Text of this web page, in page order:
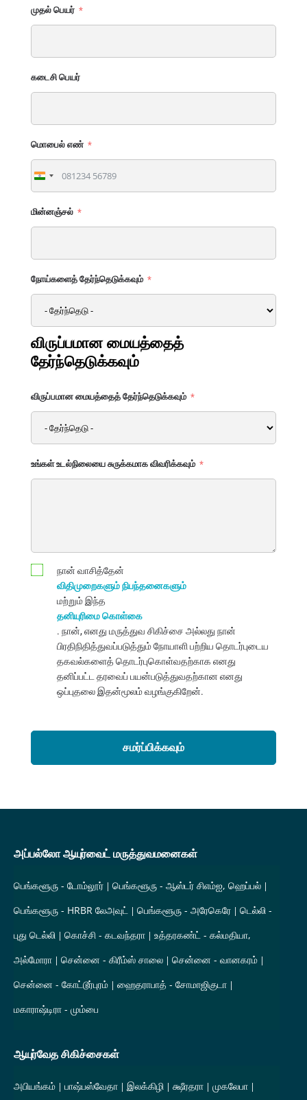
முதல் பெயர்
கடைசி பெயர்
மொபைல் எண்
India
+91
மின்னஞ்சல்
நோய்களைத் தேர்ந்தெடுக்கவும்
விருப்பமான மையத்தைத்
தேர்ந்தெடுக்கவும்
விருப்பமான மையத்தைத் தேர்ந்தெடுக்கவும்
உங்கள் உடல்நிலையை சுருக்கமாக விவரிக்கவும்
நான் வாசித்தேன்
விதிமுறைகளும் நிபந்தனைகளும்
மற்றும் இந்த
தனியுரிமை கொள்கை
. நான், எனது மருத்துவ சிகிச்சை அல்லது நான்
பிரதிநிதித்துவப்படுத்தும் நோயாளி பற்றிய தொடர்புடைய
தகவல்களைத் தொடர்புகொள்வதற்காக எனது
தனிப்பட்ட தரவைப் பயன்படுத்துவதற்கான எனது
ஒப்புதலை இதன்மூலம் வழங்குகிறேன்.
சமர்ப்பிக்கவும்
அப்பல்லோ ஆயுர்வைட் மருத்துவமனைகள்
பெங்களூரு - டோம்லூர்
பெங்களூரு - ஆஸ்டர் சிஎம்ஐ, ஹெப்பல்
பெங்களூரு - HRBR லேஅவுட்
பெங்களூரு - அரேகெரே
டெல்லி -
புது டெல்லி
கொச்சி - கடவந்தரா
உத்தரகண்ட் - கல்மதியா,
அல்மோரா
சென்னை - கிரீம்ஸ் சாலை
சென்னை - வானகரம்
சென்னை - கோட்டூர்புரம்
ஹைதராபாத் - சோமாஜிகுடா
மகாராஷ்டிரா - மும்பை
ஆயுர்வேத சிகிச்சைகள்
அபியங்கம் பாஷ்பஸ்வேதா இலக்கிழி க்ஷீரதரா
முகலேபா